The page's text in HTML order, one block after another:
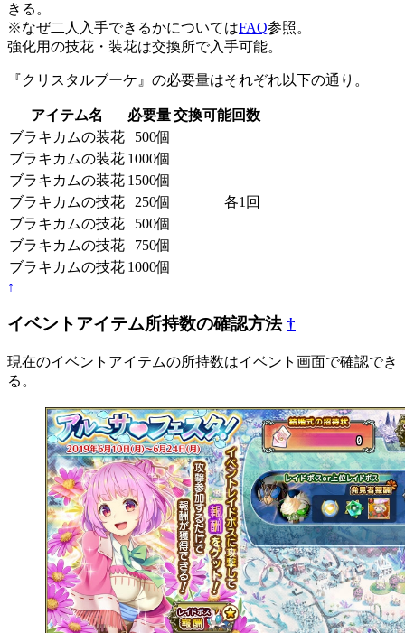
きる。
※なぜ二人入手できるかについてはFAQ参照。
強化用の技花・装花は交換所で入手可能。
『クリスタルブーケ』の必要量はそれぞれ以下の通り。
アイテム名 必要量交換可能回数
ブラキカムの装花
500個
各1回
ブラキカムの装花 1000個
ブラキカムの装花 1500個
ブラキカムの技花
250個
ブラキカムの技花
500個
ブラキカムの技花
750個
ブラキカムの技花 1000個
↑
イベントアイテム所持数の確認方法†
現在のイベントアイテムの所持数はイベント画面で確認でき
る。